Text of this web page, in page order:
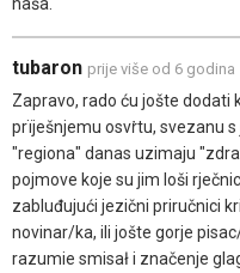
tubaron prije više od 6 godina
Zapravo, rado ću jošte dodati
prïješnjemu osvṙtu, svezanu
"regiona" danas uzimaju
pojmove koje su jim loši
zabluđujući jezični priručnici
novinar/ka, ili jošte gorje
razumie smisał i značenje